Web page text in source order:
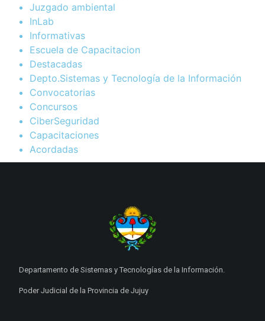
Juzgado ambiental
InLab
Informativas
Escuela de Capacitacion
Destacadas
Depto.Sistemas y Tecnología de la Información
Convocatorias
Concursos
CiberSeguridad
Capacitaciones
Acordadas
Departamento de Sistemas y Tecnologías de la Información.
Poder Judicial de la Provincia de Jujuy